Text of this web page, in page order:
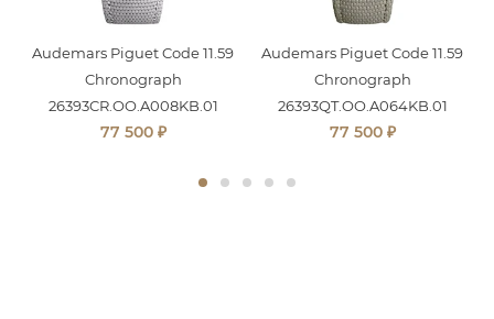
Audemars Piguet Code 11.59
Chronograph
26393CR.OO.A008KB.01
77 500 ₽
Audemars Piguet Code 11.59
Chronograph
26393QT.OO.A064KB.01
77 500 ₽